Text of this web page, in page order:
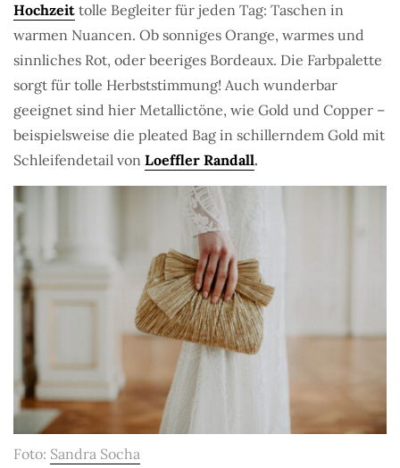
Hochzeit tolle Begleiter für jeden Tag: Taschen in
warmen Nuancen. Ob sonniges Orange, warmes und
sinnliches Rot, oder beeriges Bordeaux. Die Farbpalette
sorgt für tolle Herbststimmung! Auch wunderbar
geeignet sind hier Metallictöne, wie Gold und Copper –
beispielsweise die pleated Bag in schillerndem Gold mit
Schleifendetail von Loeffler Randall.
Foto: Sandra Socha